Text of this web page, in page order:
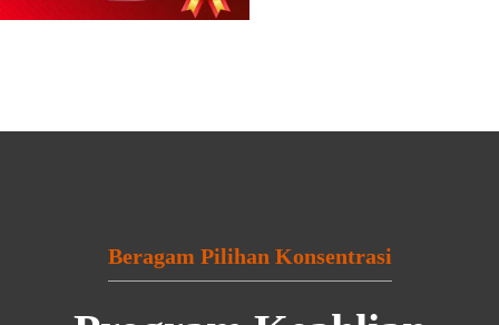
Beragam Pilihan Konsentrasi